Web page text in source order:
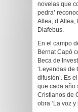
novelas que
pedra’
Altea,
Diafebus.
En el campo
Bernat Capó
Beca de
‘Leyendas de
difusión’. Es
que cada año
Cristianos de
obra ‘La voz y